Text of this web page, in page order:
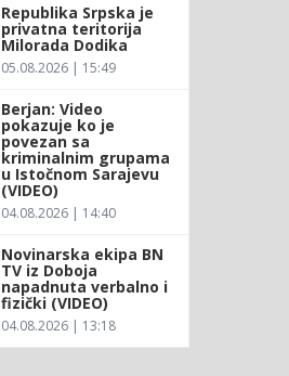
Republika Srpska je
privatna teritorija
Milorada Dodika
05.08.2026 | 15:49
Berjan: Video
pokazuje ko je
povezan sa
kriminalnim grupama
u Istočnom Sarajevu
(VIDEO)
04.08.2026 | 14:40
Novinarska ekipa BN
TV iz Doboja
napadnuta verbalno i
fizički (VIDEO)
04.08.2026 | 13:18